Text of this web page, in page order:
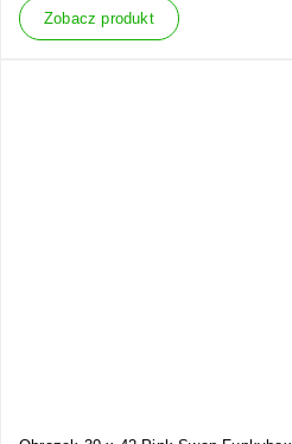
Zobacz produkt